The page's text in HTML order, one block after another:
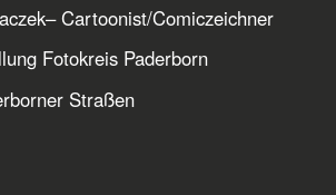
Cartoonist/Comiczeichner
Fotokreis Paderborn
Straßen